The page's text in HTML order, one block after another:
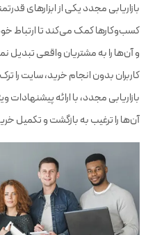
بازاریابی مجدد یکی از ابزارهای
کسب‌وکارها کمک می‌کند تا ارتباط
و آن‌ها را به مشتریان واقعی تبدیل
کاربران بدون انجام خرید، سایت را
بازاریابی مجدد، با ارائه
آن‌ها را ترغیب به بازگشت و تکمیل